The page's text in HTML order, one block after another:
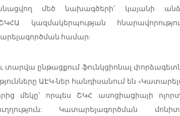
մեծ նախագծերի՝ կայանի
կազմակերպության
համար:
տարվա ընթացքում ֆունկցիոնալ
ԱԷԿ-ներ հանդիսանում են
մեկը՝ որպես ՇԿՀ ասոցիացիայի
Կատարելագործման